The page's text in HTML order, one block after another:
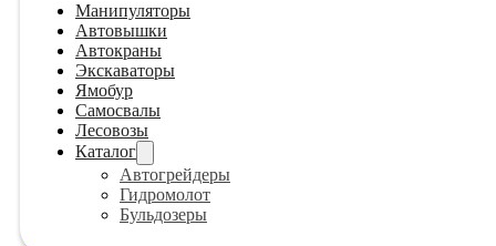
Манипуляторы
Автовышки
Автокраны
Экскаваторы
Ямобур
Самосвалы
Лесовозы
Каталог
Автогрейдеры
Гидромолот
Бульдозеры
АВТОКРАН